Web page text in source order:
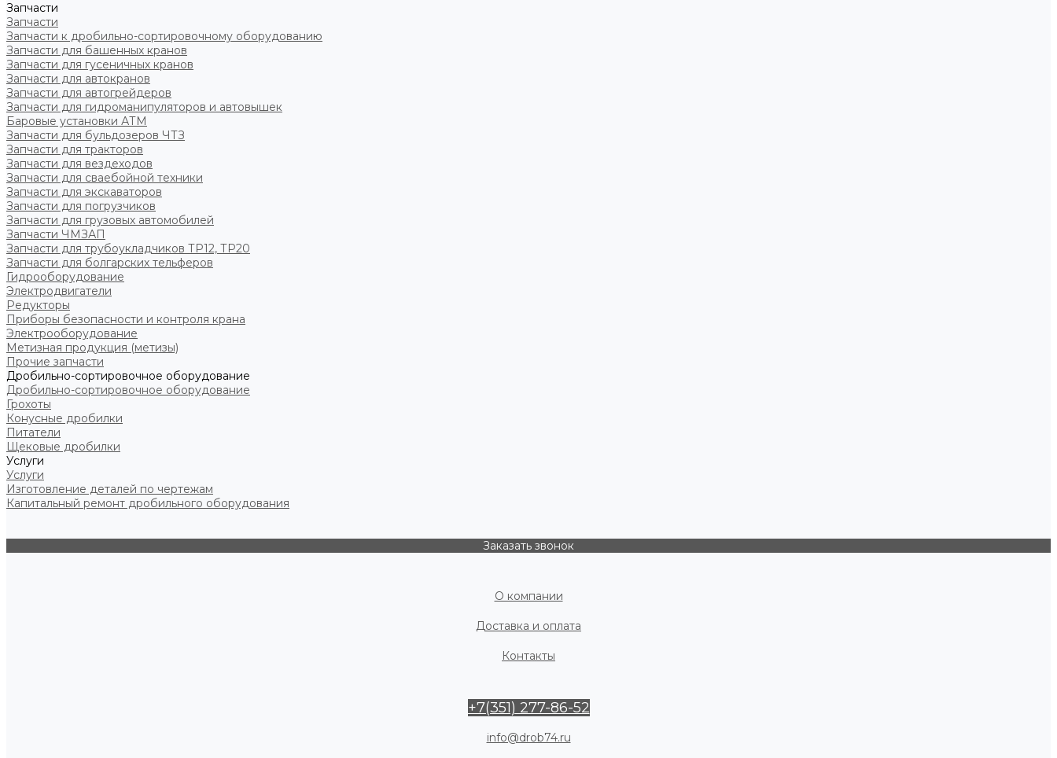
Запчасти
Запчасти
Запчасти к дробильно-сортировочному оборудованию
Запчасти для башенных кранов
Запчасти для гусеничных кранов
Запчасти для автокранов
Запчасти для автогрейдеров
Запчасти для гидроманипуляторов и автовышек
Баровые установки АТМ
Запчасти для бульдозеров ЧТЗ
Запчасти для тракторов
Запчасти для вездеходов
Запчасти для сваебойной техники
Запчасти для экскаваторов
Запчасти для погрузчиков
Запчасти для грузовых автомобилей
Запчасти ЧМЗАП
Запчасти для трубоукладчиков ТР12, ТР20
Запчасти для болгарских тельферов
Гидрооборудование
Электродвигатели
Редукторы
Приборы безопасности и контроля крана
Электрооборудование
Метизная продукция (метизы)
Прочие запчасти
Дробильно-сортировочное оборудование
Дробильно-сортировочное оборудование
Грохоты
Конусные дробилки
Питатели
Щековые дробилки
Услуги
Услуги
Изготовление деталей по чертежам
Капитальный ремонт дробильного оборудования
Заказать звонок
О компании
Доставка и оплата
Контакты
+7(351) 277-86-52
info@drob74.ru